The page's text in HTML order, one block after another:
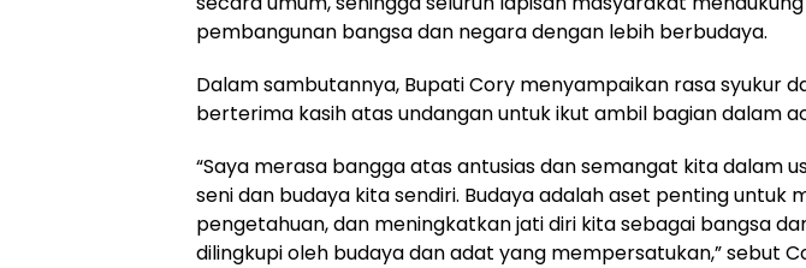
pembangunan bangsa dan negara dengan lebih berbudaya.
Dalam sambutannya, Bupati Cory menyampaikan rasa syukur
berterima kasih atas undangan untuk ikut ambil bagian dalam
“Saya merasa bangga atas antusias dan semangat kita dalam
seni dan budaya kita sendiri. Budaya adalah aset penting untuk
pengetahuan, dan meningkatkan jati diri kita sebagai bangsa
dilingkupi oleh budaya dan adat yang mempersatukan,” sebut